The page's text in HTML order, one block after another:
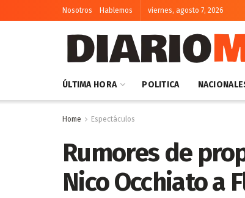
Nosotros Hablemos viernes, agosto 7, 2026
ÚLTIMA HORA POLITICA
Home Espectáculos
Rumores de
Nico Occhiato a